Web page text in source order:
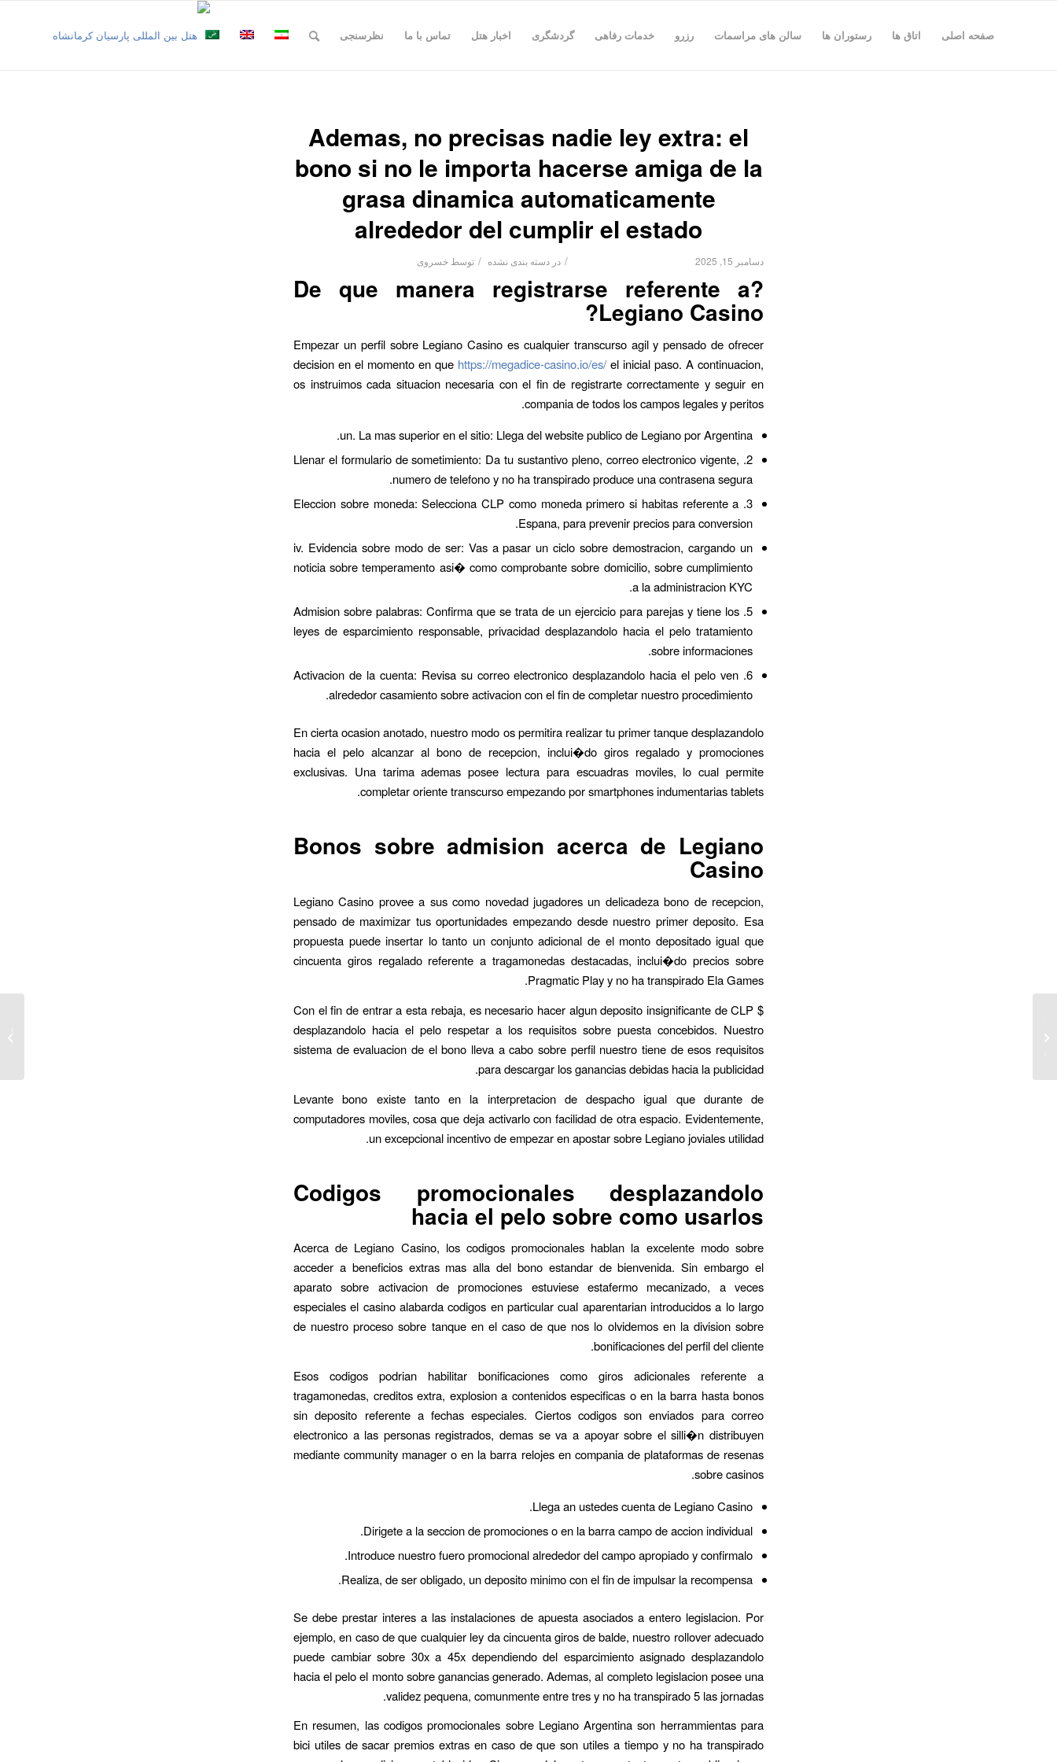
صفحه اصلی اتاق ها رستوران ها سالن های مراسمات رزرو خدمات رفاهی گردشگری اخبار هتل تماس با ما نظرسنجی
Ademas, no precisas nadie ley extra: el
bono si no le importa hacerse amiga de la
grasa dinamica automaticamente
alrededor del cumplir el estado
دسامبر 15, 2025 / در دسته بندی نشده / توسط خسروی
?De que manera registrarse referente a
Legiano Casino?
Empezar un perfil sobre Legiano Casino es cualquier transcurso agil y pensado de ofrecer
decision en el momento en que https://megadice-casino.io/es/ el inicial paso. A continuacion,
os instruimos cada situacion necesaria con el fin de registrarte correctamente y seguir en
compania de todos los campos legales y peritos.
un. La mas superior en el sitio: Llega del website publico de Legiano por Argentina.
2. Llenar el formulario de sometimiento: Da tu sustantivo pleno, correo electronico vigente,
numero de telefono y no ha transpirado produce una contrasena segura.
3. Eleccion sobre moneda: Selecciona CLP como moneda primero si habitas referente a
Espana, para prevenir precios para conversion.
iv. Evidencia sobre modo de ser: Vas a pasar un ciclo sobre demostracion, cargando un
noticia sobre temperamento asi� como comprobante sobre domicilio, sobre cumplimiento
a la administracion KYC.
5. Admision sobre palabras: Confirma que se trata de un ejercicio para parejas y tiene los
leyes de esparcimiento responsable, privacidad desplazandolo hacia el pelo tratamiento
sobre informaciones.
6. Activacion de la cuenta: Revisa su correo electronico desplazandolo hacia el pelo ven
alrededor casamiento sobre activacion con el fin de completar nuestro procedimiento.
En cierta ocasion anotado, nuestro modo os permitira realizar tu primer tanque desplazandolo
hacia el pelo alcanzar al bono de recepcion, inclui�do giros regalado y promociones
exclusivas. Una tarima ademas posee lectura para escuadras moviles, lo cual permite
completar oriente transcurso empezando por smartphones indumentarias tablets.
Bonos sobre admision acerca de Legiano
Casino
Legiano Casino provee a sus como novedad jugadores un delicadeza bono de recepcion,
pensado de maximizar tus oportunidades empezando desde nuestro primer deposito. Esa
propuesta puede insertar lo tanto un conjunto adicional de el monto depositado igual que
cincuenta giros regalado referente a tragamonedas destacadas, inclui�do precios sobre
Pragmatic Play y no ha transpirado Ela Games.
Con el fin de entrar a esta rebaja, es necesario hacer algun deposito insignificante de CLP $
desplazandolo hacia el pelo respetar a los requisitos sobre puesta concebidos. Nuestro
sistema de evaluacion de el bono lleva a cabo sobre perfil nuestro tiene de esos requisitos
para descargar los ganancias debidas hacia la publicidad.
Levante bono existe tanto en la interpretacion de despacho igual que durante de
computadores moviles, cosa que deja activarlo con facilidad de otra espacio. Evidentemente,
un excepcional incentivo de empezar en apostar sobre Legiano joviales utilidad.
Codigos promocionales desplazandolo
hacia el pelo sobre como usarlos
Acerca de Legiano Casino, los codigos promocionales hablan la excelente modo sobre
acceder a beneficios extras mas alla del bono estandar de bienvenida. Sin embargo el
aparato sobre activacion de promociones estuviese estafermo mecanizado, a veces
especiales el casino alabarda codigos en particular cual aparentarian introducidos a lo largo
de nuestro proceso sobre tanque en el caso de que nos lo olvidemos en la division sobre
bonificaciones del perfil del cliente.
Esos codigos podrian habilitar bonificaciones como giros adicionales referente a
tragamonedas, creditos extra, explosion a contenidos especificas o en la barra hasta bonos
sin deposito referente a fechas especiales. Ciertos codigos son enviados para correo
electronico a las personas registrados, demas se va a apoyar sobre el silli�n distribuyen
mediante community manager o en la barra relojes en compania de plataformas de resenas
sobre casinos.
Llega an ustedes cuenta de Legiano Casino.
Dirigete a la seccion de promociones o en la barra campo de accion individual.
Introduce nuestro fuero promocional alrededor del campo apropiado y confirmalo.
Realiza, de ser obligado, un deposito minimo con el fin de impulsar la recompensa.
Se debe prestar interes a las instalaciones de apuesta asociados a entero legislacion. Por
ejemplo, en caso de que cualquier ley da cincuenta giros de balde, nuestro rollover adecuado
puede cambiar sobre 30x a 45x dependiendo del esparcimiento asignado desplazandolo
hacia el pelo el monto sobre ganancias generado. Ademas, al completo legislacion posee una
validez pequena, comunmente entre tres y no ha transpirado 5 las jornadas.
En resumen, las codigos promocionales sobre Legiano Argentina son herrammientas para
bici utiles de sacar premios extras en caso de que son utiles a tiempo y no ha transpirado